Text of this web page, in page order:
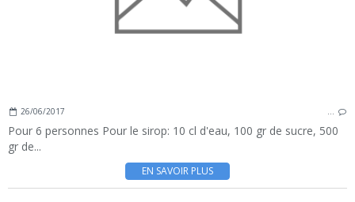
26/06/2017 …
Pour 6 personnes Pour le sirop: 10 cl d'eau, 100 gr de sucre, 500
gr de...
EN SAVOIR PLUS